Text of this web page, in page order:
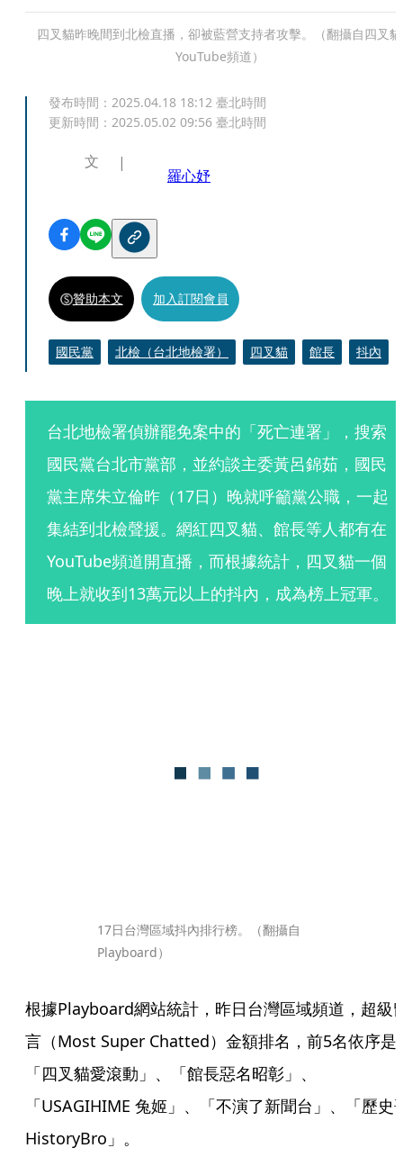
四叉貓昨晚間到北檢直播，卻被藍營支持者攻擊。（翻攝自四叉貓
YouTube頻道）
發布時間： 2025.04.18 18:12 臺北時間
更新時間： 2025.05.02 09:56 臺北時間
文
羅心妤
贊助本文 加入訂閱會員
國民黨 北檢（台北地檢署） 四叉貓 館長 抖內
台北地檢署偵辦罷免案中的「死亡連署」，搜索
國民黨台北市黨部，並約談主委黃呂錦茹，國民
黨主席朱立倫昨（17日）晚就呼籲黨公職，一起
集結到北檢聲援。網紅四叉貓、館長等人都有在
YouTube頻道開直播，而根據統計，四叉貓一個
晚上就收到13萬元以上的抖內，成為榜上冠軍。
17日台灣區域抖內排行榜。（翻攝自
Playboard）
根據Playboard網站統計，昨日台灣區域頻道，超級
言（Most Super Chatted）金額排名，前5名依序是
「四叉貓愛滾動」、「館長惡名昭彰」、
「USAGIHIME 兔姬」、「不演了新聞台」、「歷史
HistoryBro」。